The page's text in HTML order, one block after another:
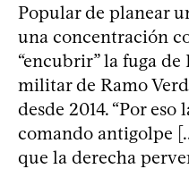
Popular de planear
una concentración
“encubrir” la fuga
militar de Ramo
desde 2014. “Por
comando antigolpe
que la derecha